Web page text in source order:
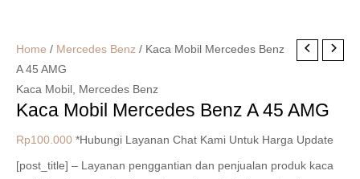
Home / Mercedes Benz / Kaca Mobil Mercedes Benz
A 45 AMG
Kaca Mobil , Mercedes Benz
Kaca Mobil Mercedes Benz A 45 AMG
Rp100.000 *Hubungi Layanan Chat Kami Untuk Harga Update
[post_title] – Layanan penggantian dan penjualan produk kaca